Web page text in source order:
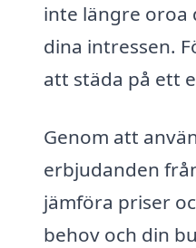
inte längre oroa
dina intressen.
att städa på ett
Genom att
erbjudanden
jämföra priser
behov och din